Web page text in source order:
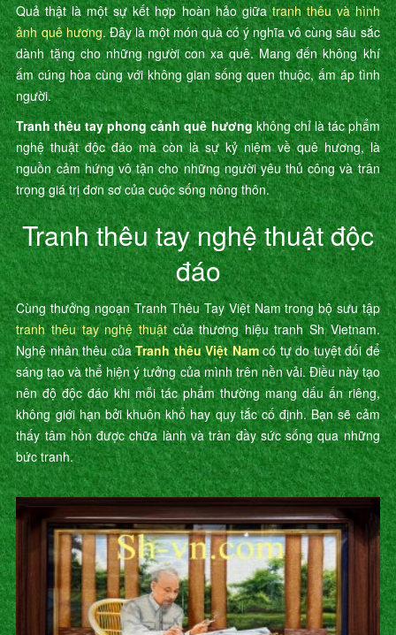
Quả thật là một sự kết hợp hoàn hảo giữatranh thêu và hình
ảnh quê hương. Đây là một món quà có ý nghĩa vô cùng sâu sắc
dành tặng cho những người con xa quê. Mang đến không khí
ấm cúng hòa cùng với không gian sống quen thuộc, ấm áp tình
người.
Tranh thêu tay phong cảnh quê hươngkhông chỉ là tác phẩm
nghệ thuật độc đáo mà còn là sự kỷ niệm về quê hương, là
nguồn cảm hứng vô tận cho những người yêu thủ công và trân
trọng giá trị đơn sơ của cuộc sống nông thôn.
Tranh thêu tay nghệ thuật độc
đáo
Cùng thưởng ngoạn Tranh Thêu Tay Việt Nam trong bộ sưu tập
tranh thêu tay nghệ thuậtcủa thương hiệu tranh Sh Vietnam.
Nghệ nhân thêu củaTranh thêu Việt Namcó tự do tuyệt đối để
sáng tạo và thể hiện ý tưởng của mình trên nền vải. Điều này tạo
nên độ độc đáo khi mỗi tác phẩm thường mang dấu ấn riêng,
không giới hạn bởi khuôn khổ hay quy tắc cố định. Bạn sẽ cảm
thấy tâm hồn được chữa lành và tràn đầy sức sống qua những
bức tranh.